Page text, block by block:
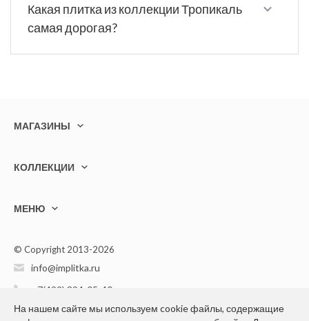
Какая плитка из коллекции Тропикаль
самая дорогая?
МАГАЗИНЫ
КОЛЛЕКЦИИ
МЕНЮ
© Copyright 2013-2026
info@implitka.ru
+7(499) 394-05-40
На нашем сайте мы используем cookie файлы, содержащие